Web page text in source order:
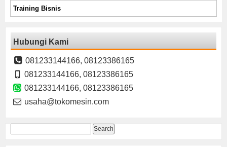
Training Bisnis
Hubungi Kami
081233144166, 08123386165
081233144166, 08123386165
081233144166, 08123386165
usaha@tokomesin.com
for: